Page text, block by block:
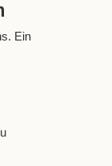
Ein